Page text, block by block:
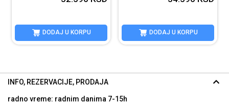
DODAJ U KORPU DODAJ U KORPU
INFO, REZERVACIJE, PRODAJA
radno vreme: radnim danima 7-15h